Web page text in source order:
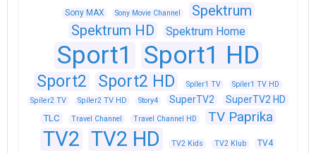
Sony MAX Sony Movie Channel
Spektrum
Spektrum HD
Spektrum Home
Sport1 Sport1 HD
Sport2 Sport2 HD Spíler1 TV
Spíler1 TV HD
Spíler2 TV
Spíler2 TV HD Story4 SuperTV2 SuperTV2 HD
TLC Travel Channel Travel Channel HD TV Paprika
TV2 TV2 HD TV2 Kids TV2 Klub TV4